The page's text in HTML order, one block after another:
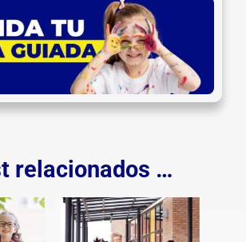
relacionados …